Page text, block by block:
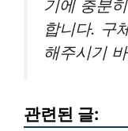
기에 충분
합니다. 구
해주시기
관련된 글: